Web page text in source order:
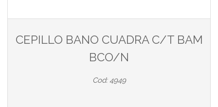
CEPILLO BANO CUADRA C/T BAM
BCO/N
Cod: 4949